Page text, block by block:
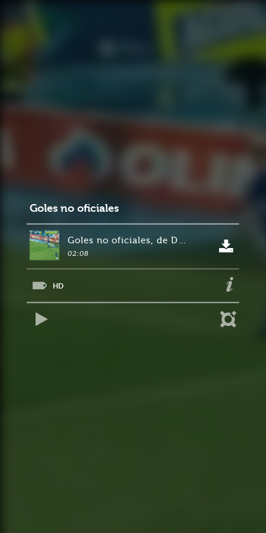
Goles no oficiales
Goles no oficiales, de David Colombia para Aguila
02:08
HD